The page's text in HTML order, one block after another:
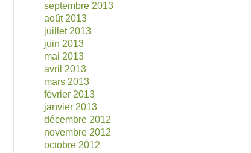
septembre 2013
août 2013
juillet 2013
juin 2013
mai 2013
avril 2013
mars 2013
février 2013
janvier 2013
décembre 2012
novembre 2012
octobre 2012